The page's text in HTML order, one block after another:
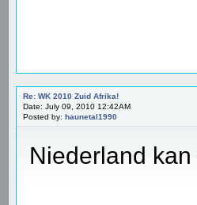
Re: WK 2010 Zuid Afrika!
Date: July 09, 2010 12:42AM
Posted by: haunetal1990
Niederland